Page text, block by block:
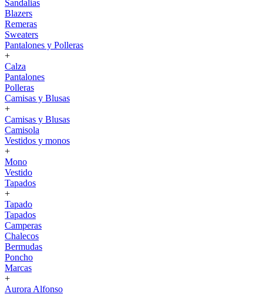
Sandalias
Blazers
Remeras
Sweaters
Pantalones y Polleras
+
Calza
Pantalones
Polleras
Camisas y Blusas
+
Camisas y Blusas
Camisola
Vestidos y monos
+
Mono
Vestido
Tapados
+
Tapado
Tapados
Camperas
Chalecos
Bermudas
Poncho
Marcas
+
Aurora Alfonso